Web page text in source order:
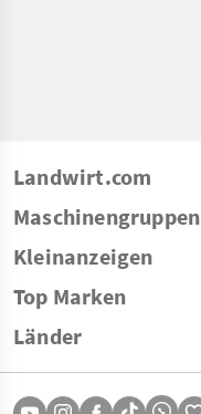
Landwirt.com
Maschinengruppen
Kleinanzeigen
Top Marken
Länder